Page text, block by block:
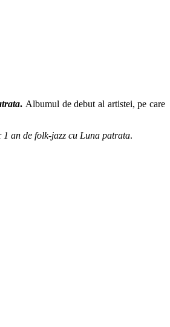
. Albumul de debut al artistei, pe care
1 an de folk-jazz cu Luna patrata.